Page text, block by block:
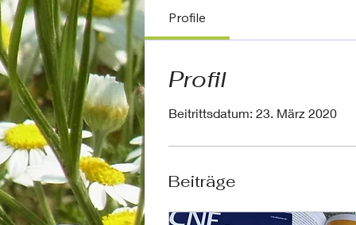
Profile
Profil
Beitrittsdatum: 23. März 2020
Beiträge